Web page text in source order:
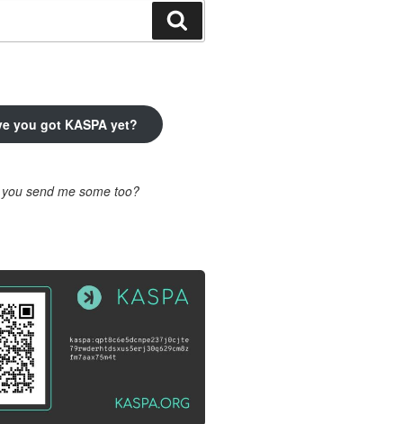
you got KASPA yet?
you send me some too?